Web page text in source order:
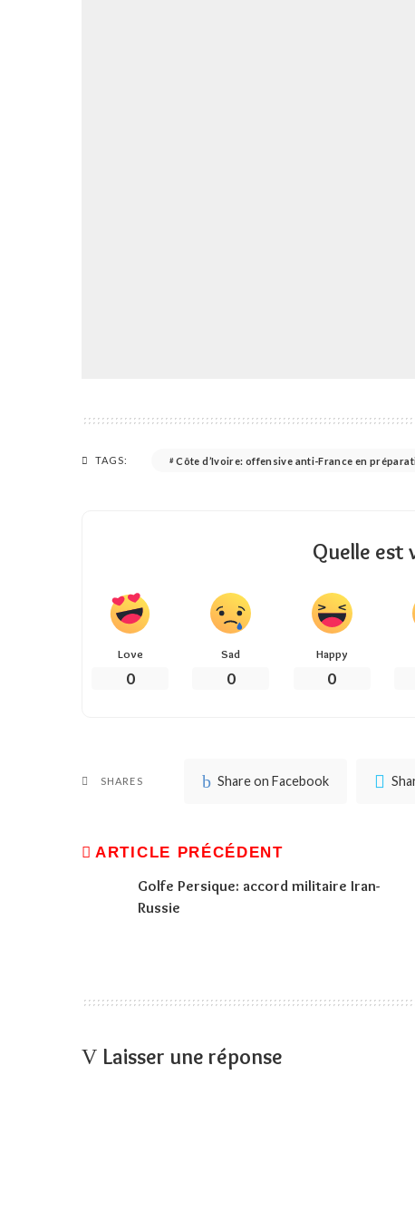
TAGS: Côte d’Ivoire: offensive anti-France en
Quelle est
Love
0
Sad
0
Happy
0
SHARES Share on Facebook
ARTICLE PRÉCÉDENT
Golfe Persique: accord militaire Iran-
Russie
Laisser une réponse